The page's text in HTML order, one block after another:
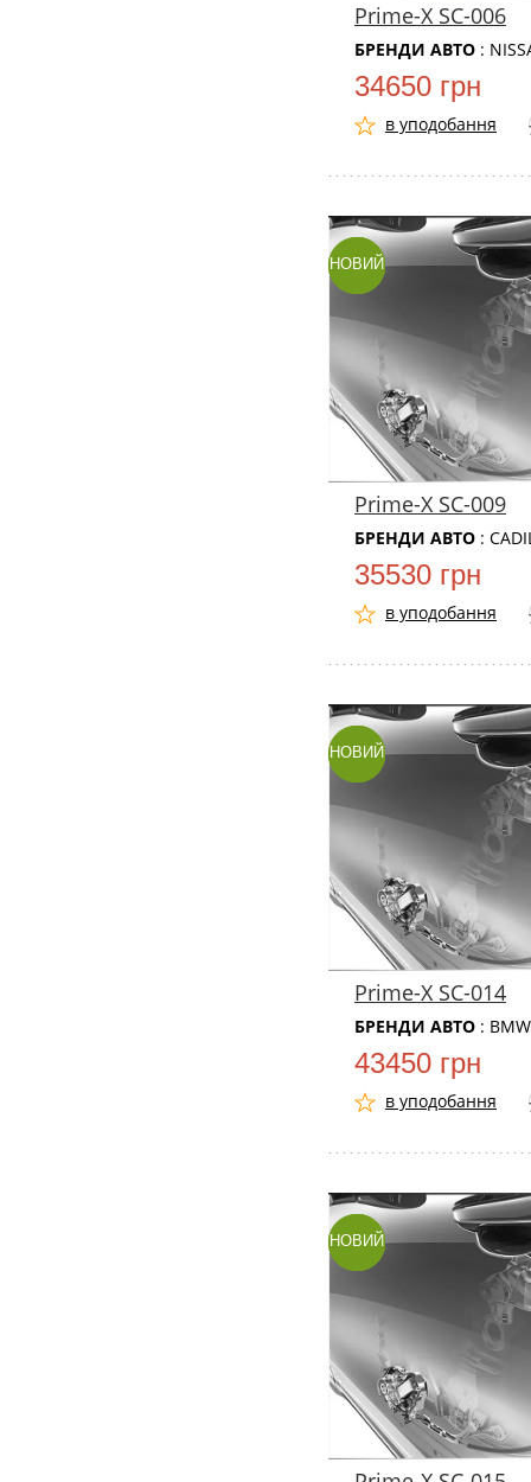
Prime-X SC-006
БРЕНДИ АВТО :
34650 грн
в уподобання
НОВИЙ
Prime-X SC-009
БРЕНДИ АВТО :
35530 грн
в уподобання
НОВИЙ
Prime-X SC-014
БРЕНДИ АВТО : BMW
43450 грн
в уподобання
НОВИЙ